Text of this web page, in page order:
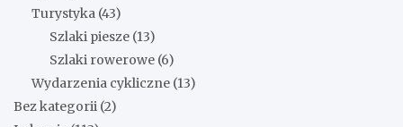
Turystyka (43)
Szlaki piesze (13)
Szlaki rowerowe (6)
Wydarzenia cykliczne (13)
Bez kategorii (2)